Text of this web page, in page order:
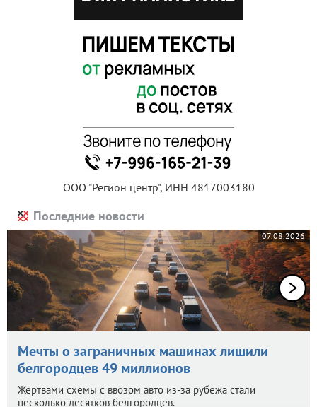
ООО "Регион центр", ИНН 4817003180
Последние новости
07.08.2026
Мечты о заграничных машинах лишили
белгородцев 49 миллионов
Жертвами схемы с ввозом авто из-за рубежа стали
несколько десятков белгородцев.